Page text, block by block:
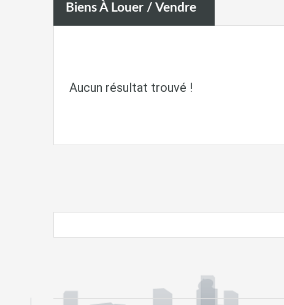
Biens À Louer / Vendre
Aucun résultat trouvé !